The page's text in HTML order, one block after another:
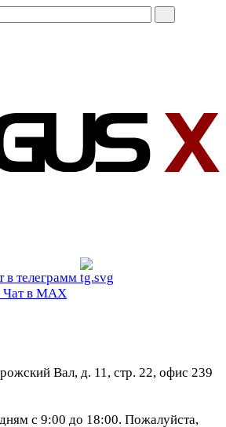
в телеграмм
Чат в МАХ
Вал, д. 11, стр. 22, офис 239
с 9:00 до 18:00. Пожалуйста,